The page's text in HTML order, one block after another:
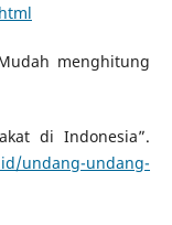
menghitung
di Indonesia”.
undang-undang-